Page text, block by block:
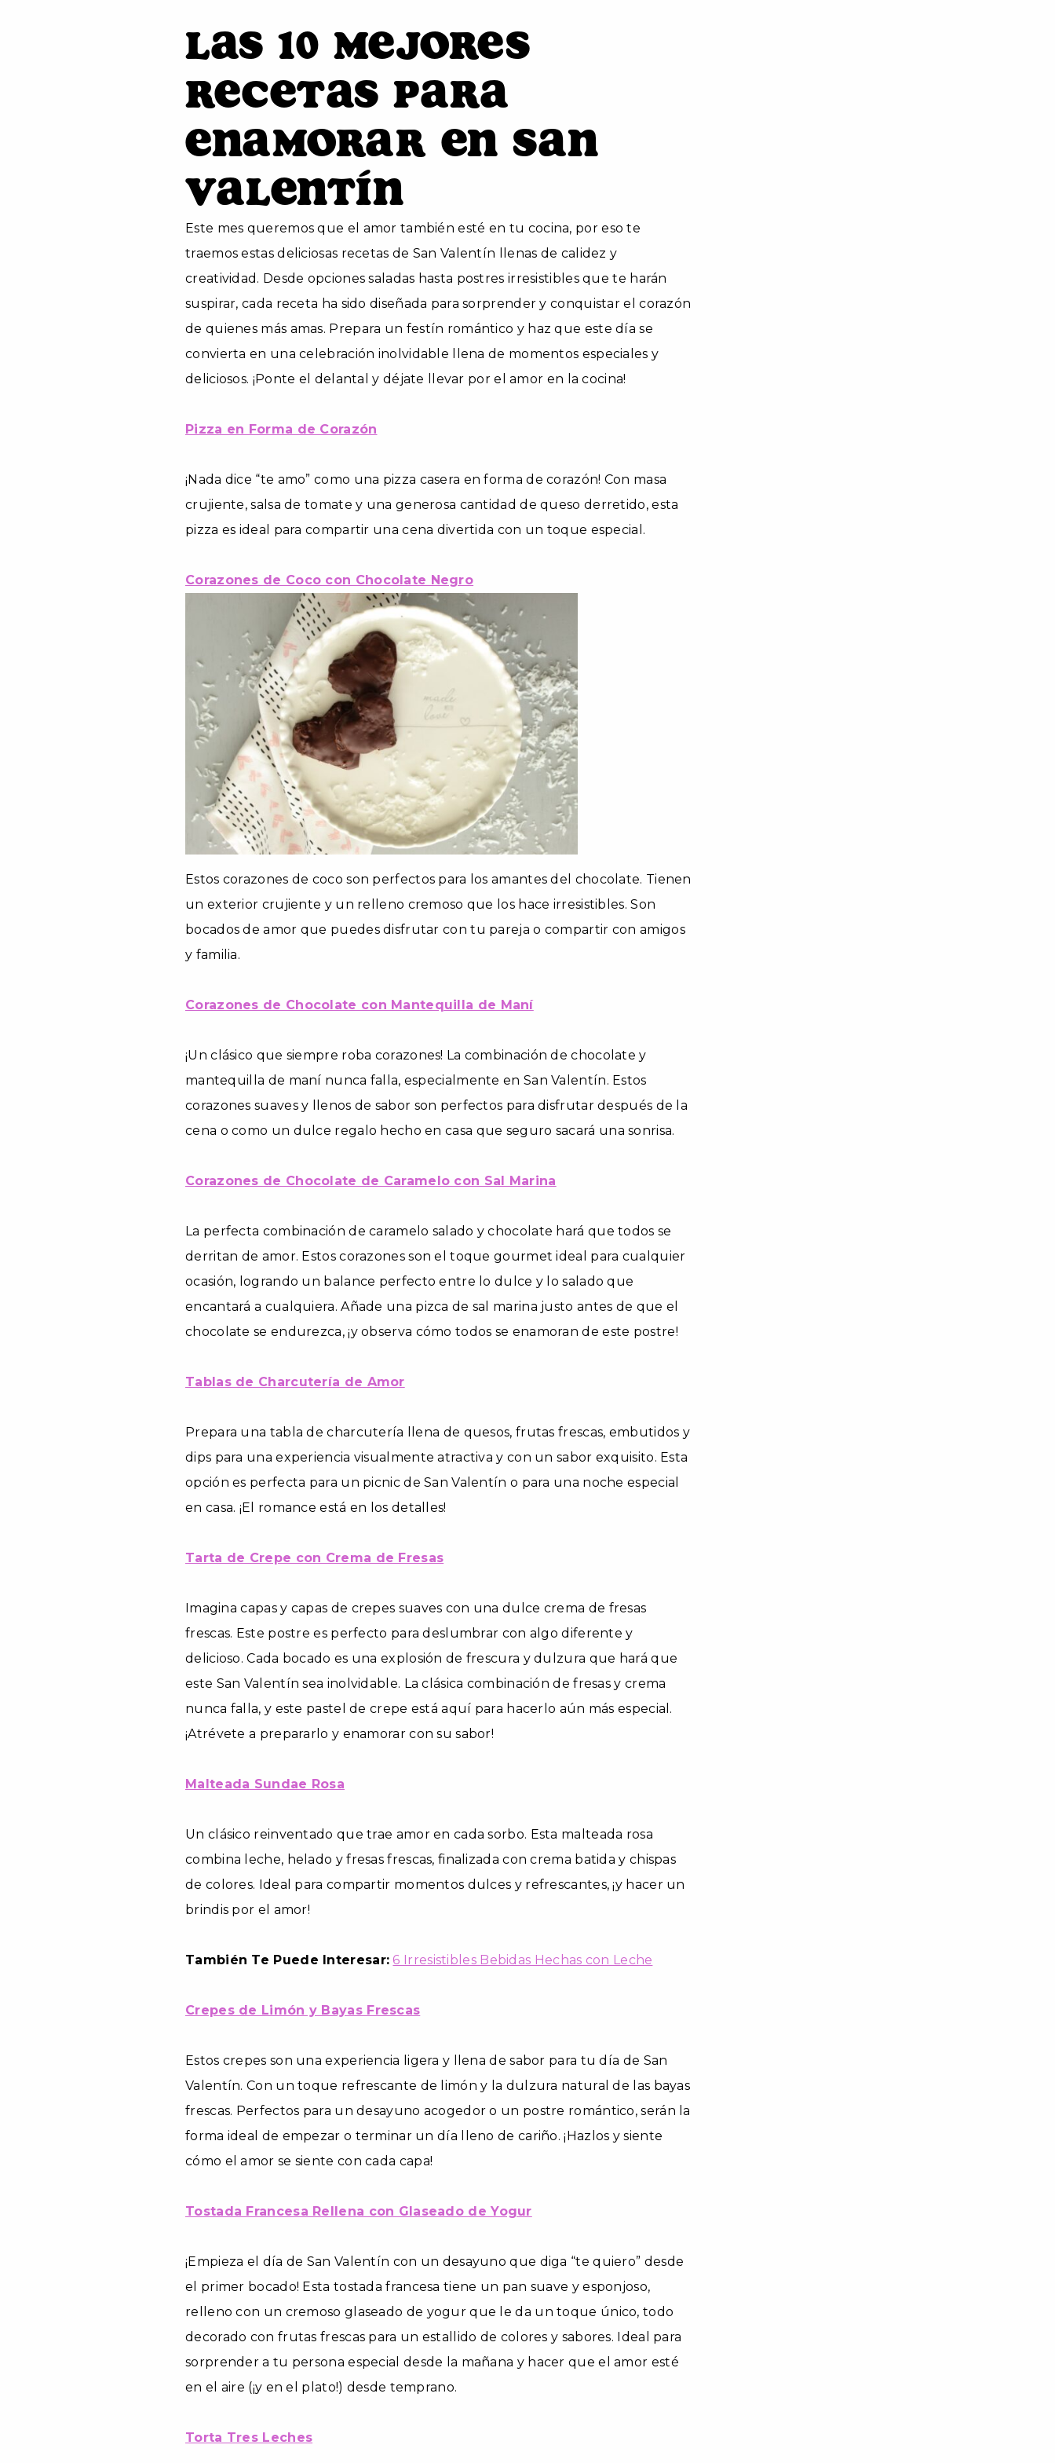
Las 10 Mejores
Recetas para
Enamorar en San
Valentín
Este mes queremos que el amor también esté en tu cocina, por eso te
traemos estas deliciosas recetas de San Valentín llenas de calidez y
creatividad. Desde opciones saladas hasta postres irresistibles que te harán
suspirar, cada receta ha sido diseñada para sorprender y conquistar el corazón
de quienes más amas. Prepara un festín romántico y haz que este día se
convierta en una celebración inolvidable llena de momentos especiales y
deliciosos. ¡Ponte el delantal y déjate llevar por el amor en la cocina!
Pizza en Forma de Corazón
¡Nada dice “te amo” como una pizza casera en forma de corazón! Con masa
crujiente, salsa de tomate y una generosa cantidad de queso derretido, esta
pizza es ideal para compartir una cena divertida con un toque especial.
Corazones de Coco con Chocolate Negro
Estos corazones de coco son perfectos para los amantes del chocolate. Tienen
un exterior crujiente y un relleno cremoso que los hace irresistibles. Son
bocados de amor que puedes disfrutar con tu pareja o compartir con amigos
y familia.
Corazones de Chocolate con Mantequilla de Maní
¡Un clásico que siempre roba corazones! La combinación de chocolate y
mantequilla de maní nunca falla, especialmente en San Valentín. Estos
corazones suaves y llenos de sabor son perfectos para disfrutar después de la
cena o como un dulce regalo hecho en casa que seguro sacará una sonrisa.
Corazones de Chocolate de Caramelo con Sal Marina
La perfecta combinación de caramelo salado y chocolate hará que todos se
derritan de amor. Estos corazones son el toque gourmet ideal para cualquier
ocasión, logrando un balance perfecto entre lo dulce y lo salado que
encantará a cualquiera. Añade una pizca de sal marina justo antes de que el
chocolate se endurezca, ¡y observa cómo todos se enamoran de este postre!
Tablas de Charcutería de Amor
Prepara una tabla de charcutería llena de quesos, frutas frescas, embutidos y
dips para una experiencia visualmente atractiva y con un sabor exquisito. Esta
opción es perfecta para un picnic de San Valentín o para una noche especial
en casa. ¡El romance está en los detalles!
Tarta de Crepe con Crema de Fresas
Imagina capas y capas de crepes suaves con una dulce crema de fresas
frescas. Este postre es perfecto para deslumbrar con algo diferente y
delicioso. Cada bocado es una explosión de frescura y dulzura que hará que
este San Valentín sea inolvidable. La clásica combinación de fresas y crema
nunca falla, y este pastel de crepe está aquí para hacerlo aún más especial.
¡Atrévete a prepararlo y enamorar con su sabor!
Malteada Sundae Rosa
Un clásico reinventado que trae amor en cada sorbo. Esta malteada rosa
combina leche, helado y fresas frescas, finalizada con crema batida y chispas
de colores. Ideal para compartir momentos dulces y refrescantes, ¡y hacer un
brindis por el amor!
También Te Puede Interesar: 6 Irresistibles Bebidas Hechas con Leche
Crepes de Limón y Bayas Frescas
Estos crepes son una experiencia ligera y llena de sabor para tu día de San
Valentín. Con un toque refrescante de limón y la dulzura natural de las bayas
frescas. Perfectos para un desayuno acogedor o un postre romántico, serán la
forma ideal de empezar o terminar un día lleno de cariño. ¡Hazlos y siente
cómo el amor se siente con cada capa!
Tostada Francesa Rellena con Glaseado de Yogur
¡Empieza el día de San Valentín con un desayuno que diga “te quiero” desde
el primer bocado! Esta tostada francesa tiene un pan suave y esponjoso,
relleno con un cremoso glaseado de yogur que le da un toque único, todo
decorado con frutas frescas para un estallido de colores y sabores. Ideal para
sorprender a tu persona especial desde la mañana y hacer que el amor esté
en el aire (¡y en el plato!) desde temprano.
Torta Tres Leches